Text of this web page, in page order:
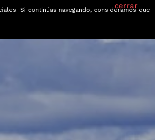
cerrar
Si continúas navegando, consideramos que